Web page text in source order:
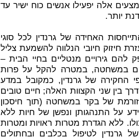
אלה יפעילו אנשים כוח ישיר עד
יותר.
האחידה של גרנדין לכל סוגי
חיזוק חיובי הנלווה להשמעת צליל
גירויים מנטליים בחיי הבית –
במשחטה, במטרה להקל על פרות
החקירה של גרנדין, כמקובל במדע
בין שני הקצוות האלה; חיים טובים
של בקר במשחטה (תוך חיסכון
על התנהגותן ונפשן של חיות ללא
ללא הגדרת מטרות ראויות ומטרות
גרנדין לטיפול בכלבים ובחתולים